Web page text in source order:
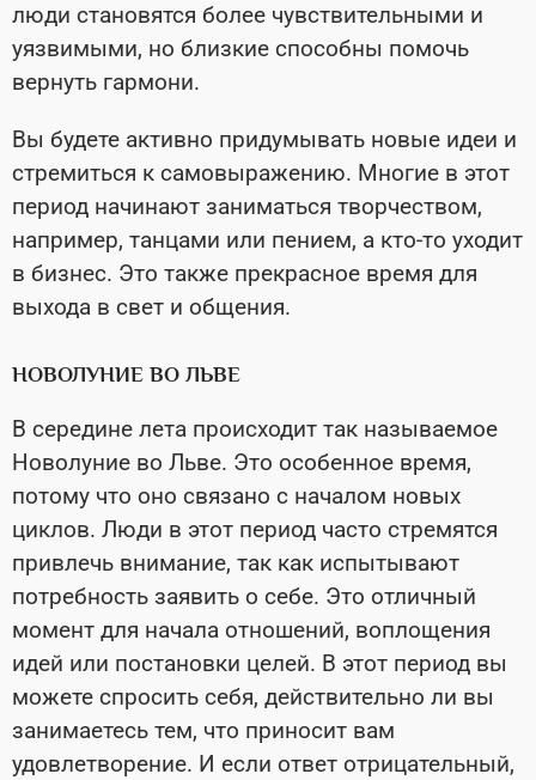
люди становятся более чувствительными и
уязвимыми, но близкие способны помочь
вернуть гармони.
Вы будете активно придумывать новые идеи и
стремиться к самовыражению. Многие в этот
период начинают заниматься творчеством,
например, танцами или пением, а кто-то уходит
в бизнес. Это также прекрасное время для
выхода в свет и общения.
НОВОЛУНИЕ ВО ЛЬВЕ
В середине лета происходит так называемое
Новолуние во Льве. Это особенное время,
потому что оно связано с началом новых
циклов. Люди в этот период часто стремятся
привлечь внимание, так как испытывают
потребность заявить о себе. Это отличный
момент для начала отношений, воплощения
идей или постановки целей. В этот период вы
можете спросить себя, действительно ли вы
занимаетесь тем, что приносит вам
удовлетворение. И если ответ отрицательный,